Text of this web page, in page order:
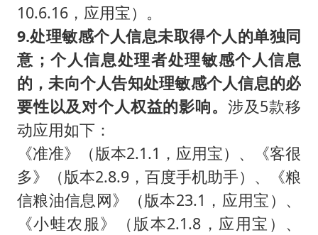
10.6.16，应用宝）。
9.处理敏感个人信息未取得个人的单独同
意；个人信息处理者处理敏感个人信息
的，未向个人告知处理敏感个人信息的必
要性以及对个人权益的影响。 涉及5款移
动应用如下：
《准准》（版本2.1.1，应用宝）、《客很
多》（版本2.8.9，百度手机助手）、《粮
信粮油信息网》（版本23.1，应用宝）、
《小蛙农服》（版本2.1.8，应用宝）、